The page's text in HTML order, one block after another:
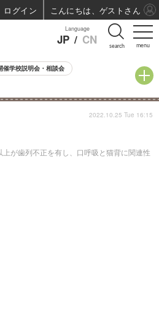
menu
Language
JP / CN search
催学校説明会・相談会
が歯列不正を有し、口呼吸と猫背に関連性
2022.10.25 Tue 16:15
ログイン こんにちは、ゲストさん